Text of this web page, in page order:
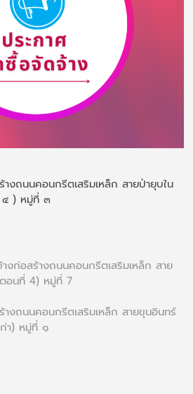
างถนนคอนกรีตเสริมเหล็ก สายป่ายุบใน
๔ ) หมู่ที่ ๓
างก่อสร้างถนนคอนกรีตเสริมเหล็ก สาย
ตอนที่ 4) หมู่ที่ 7
างถนนคอนกรีตเสริมเหล็ก สายขุนอินทร์
า) หมู่ที่ ๑